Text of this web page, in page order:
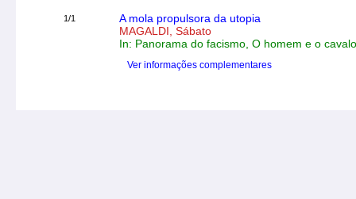
1/1
A mola propulsora da utopia
MAGALDI, Sábato
In: Panorama do facismo, O homem e o
Ver informações complementares